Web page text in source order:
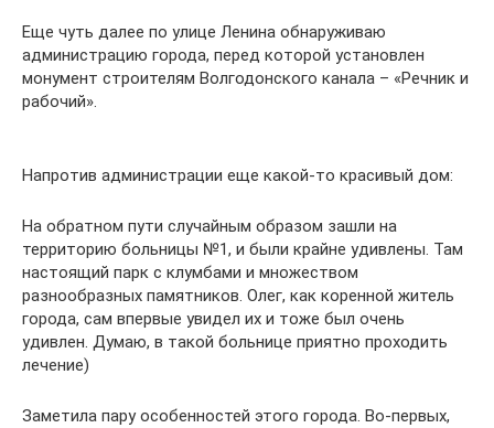
Еще чуть далее по улице Ленина обнаруживаю
администрацию города, перед которой установлен
монумент строителям Волгодонского канала – «Речник и
рабочий».
Напротив администрации еще какой-то красивый дом:
На обратном пути случайным образом зашли на
территорию больницы №1, и были крайне удивлены. Там
настоящий парк с клумбами и множеством
разнообразных памятников. Олег, как коренной житель
города, сам впервые увидел их и тоже был очень
удивлен. Думаю, в такой больнице приятно проходить
лечение)
Заметила пару особенностей этого города. Во-первых,